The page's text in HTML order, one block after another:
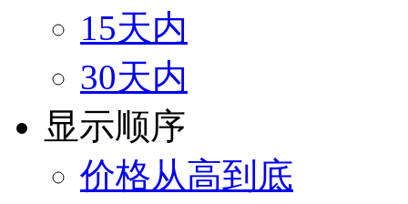
15天内
30天内
显示顺序
价格从高到底